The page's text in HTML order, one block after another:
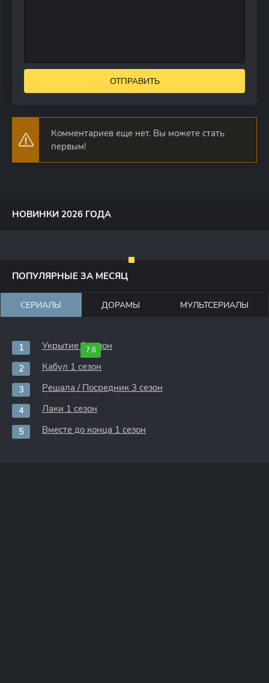
ОТПРАВИТЬ
Комментариев еще нет. Вы можете стать
первым!
НОВИНКИ 2026 ГОДА
ПОПУЛЯРНЫЕ ЗА МЕСЯЦ
СЕРИАЛЫ ДОРАМЫ МУЛЬТСЕРИАЛЫ
7.6
Укрытие 3 сезон
Кабул 1 сезон
Решала / Посредник 3 сезон
Лаки 1 сезон
Вместе до конца 1 сезон